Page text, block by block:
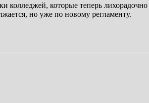
которые теперь
но уже по новому регламенту.